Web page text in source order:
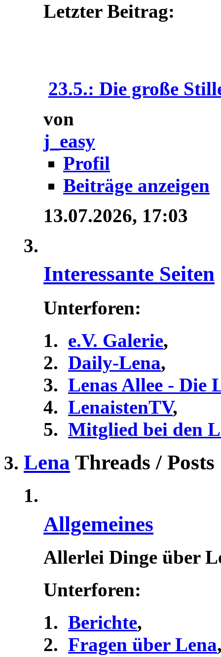
Letzter Beitrag:
23.5.: Die große
von
j_easy
Profil
Beiträge anzeigen
13.07.2026, 17:03
Interessante Seiten
Unterforen:
e.V. Galerie,
Daily-Lena,
Lenas Allee - Die
LenaistenTV,
Mitglied bei den
Lena Threads / Posts
Allgemeines
Allerlei Dinge über
Unterforen:
Berichte,
Fragen über Lena